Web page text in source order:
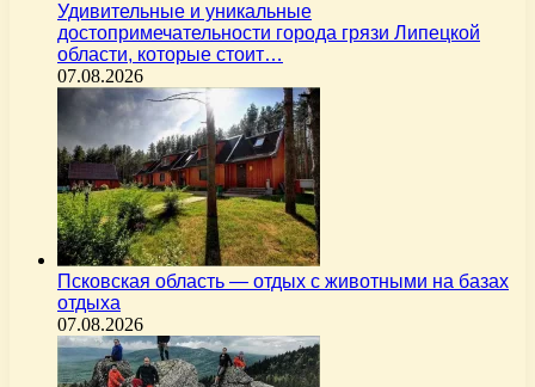
Удивительные и уникальные
достопримечательности города грязи Липецкой
области, которые стоит…
07.08.2026
Псковская область — отдых с животными на базах
отдыха
07.08.2026